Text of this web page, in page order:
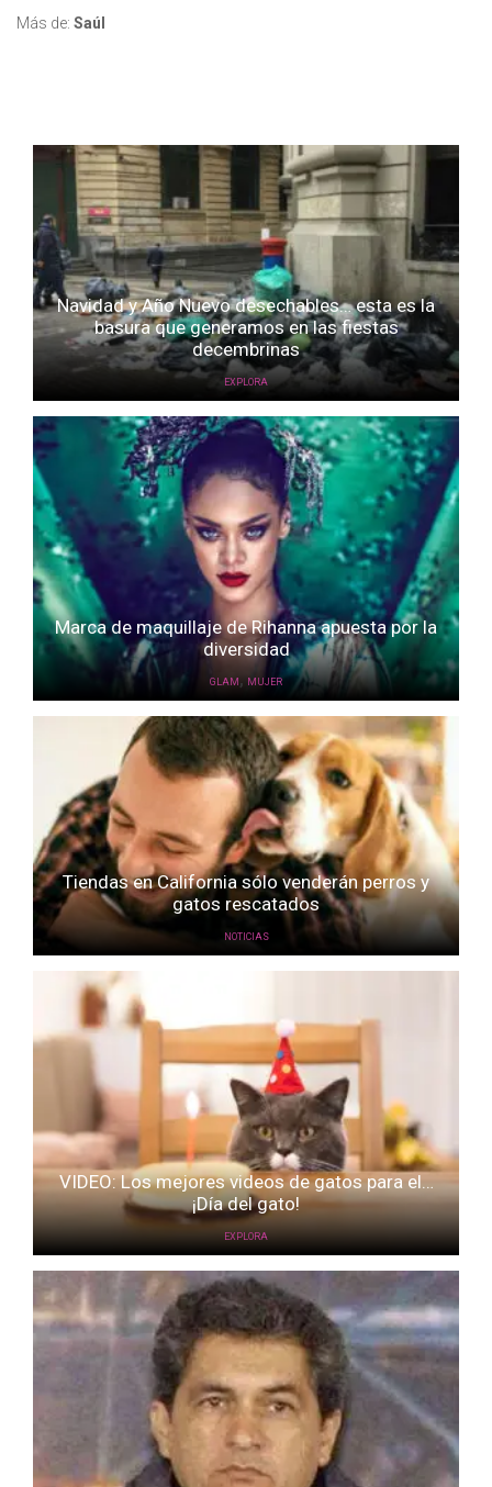
Más de: Saúl
Navidad y Año Nuevo desechables… esta es la
basura que generamos en las fiestas
decembrinas
EXPLORA
Marca de maquillaje de Rihanna apuesta por la
diversidad
GLAM ,MUJER
Tiendas en California sólo venderán perros y
gatos rescatados
NOTICIAS
VIDEO: Los mejores videos de gatos para el…
¡Día del gato!
EXPLORA